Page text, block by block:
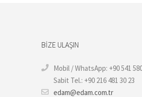
BIZE ULAŞIN
Mobil / WhatsApp: +90 541
Sabit Tel.: +90 216 481 30 23
edam@edam.com.tr